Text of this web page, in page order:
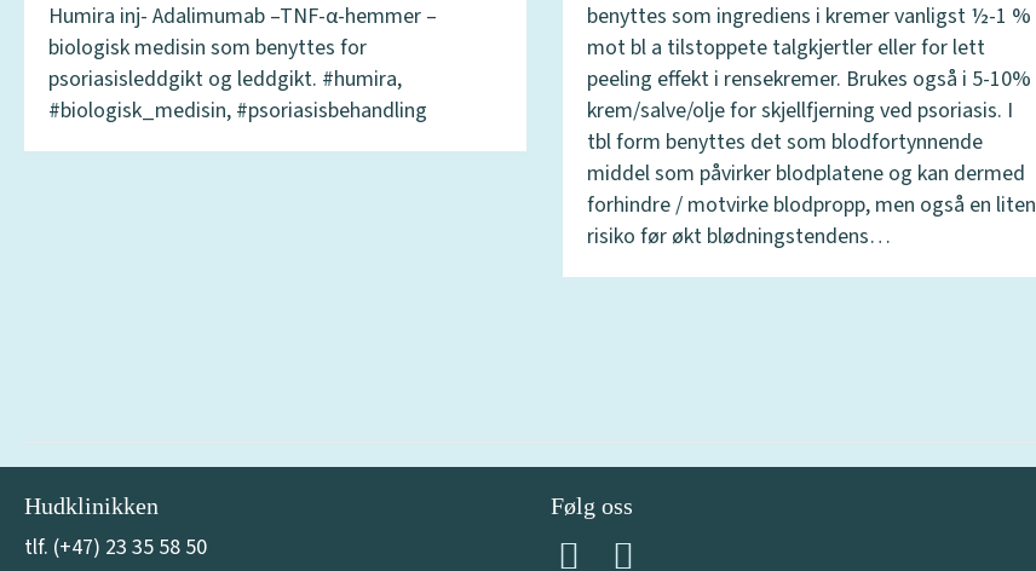
Humira inj- Adalimumab –TNF-α-hemmer –
biologisk medisin som benyttes for
psoriasisleddgikt og leddgikt. #humira,
#biologisk_medisin, #psoriasisbehandling
benyttes som ingrediens i kremer vanligst ½-1 %
mot bl a tilstoppete talgkjertler eller for lett
peeling effekt i rensekremer. Brukes også i 5-10%
krem/salve/olje for skjellfjerning ved psoriasis. I
tbl form benyttes det som blodfortynnende
middel som påvirker blodplatene og kan dermed
forhindre / motvirke blodpropp, men også en liten
risiko før økt blødningstendens…
Hudklinikken
tlf. (+47) 23 35 58 50
Følg oss